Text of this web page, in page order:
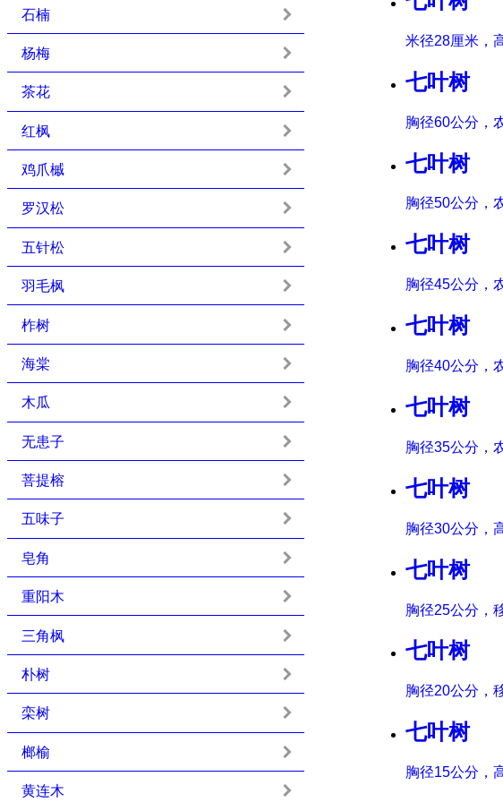
米径28厘米，
七叶树
胸径60公分，
七叶树
胸径50公分，
七叶树
胸径45公分，
七叶树
胸径40公分，
七叶树
胸径35公分，
七叶树
胸径30公分，
七叶树
胸径25公分，
七叶树
胸径20公分，
七叶树
胸径15公分，
石楠
杨梅
茶花
红枫
鸡爪槭
罗汉松
五针松
羽毛枫
柞树
海棠
木瓜
无患子
菩提榕
五味子
皂角
重阳木
三角枫
朴树
栾树
榔榆
黄连木